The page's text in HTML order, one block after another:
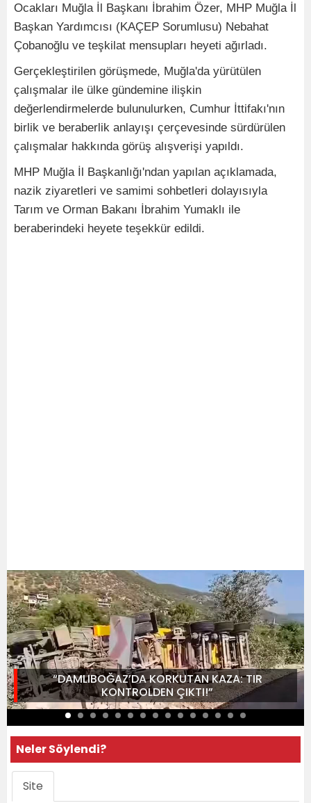
Ocakları Muğla İl Başkanı İbrahim Özer, MHP Muğla İl
Başkan Yardımcısı (KAÇEP Sorumlusu) Nebahat
Çobanoğlu ve teşkilat mensupları heyeti ağırladı.
Gerçekleştirilen görüşmede, Muğla'da yürütülen
çalışmalar ile ülke gündemine ilişkin
değerlendirmelerde bulunulurken, Cumhur İttifakı'nın
birlik ve beraberlik anlayışı çerçevesinde sürdürülen
çalışmalar hakkında görüş alışverişi yapıldı.
MHP Muğla İl Başkanlığı'ndan yapılan açıklamada,
nazik ziyaretleri ve samimi sohbetleri dolayısıyla
Tarım ve Orman Bakanı İbrahim Yumaklı ile
beraberindeki heyete teşekkür edildi.
“DAMLIBOĞAZ’DA KORKUTAN KAZA: TIR
KONTROLDEN ÇIKTI!”
Neler Söylendi?
Site